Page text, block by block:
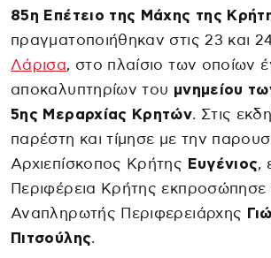
85η Επέτειο της Μάχης της
πραγματοποιήθηκαν στις 23 και
Λάρισα, στο πλαίσιο των οποίων
αποκαλυπτηρίων του μνημείου
5ης Μεραρχίας Κρητών. Στις
παρέστη και τίμησε με την
Αρχιεπίσκοπος Κρήτης Ευγένιος,
Περιφέρεια Κρήτης εκπροσώπησε
Αναπληρωτής Περιφερειάρχης
Πιτσούλης.